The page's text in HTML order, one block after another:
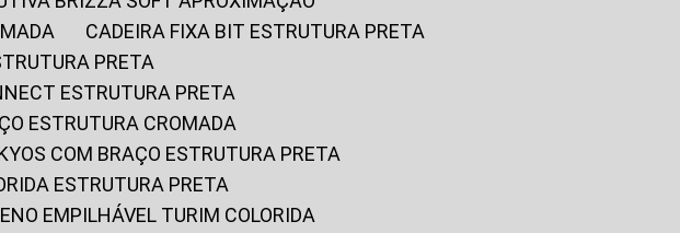
CADEIRA FIXA BIT ESTRUTURA PRETA
PRETA
ESTRUTURA PRETA
ESTRUTURA CROMADA
COM BRAÇO ESTRUTURA PRETA
ESTRUTURA PRETA
EMPILHÁVEL TURIM COLORIDA